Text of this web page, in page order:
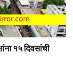
१५ दिवसांची